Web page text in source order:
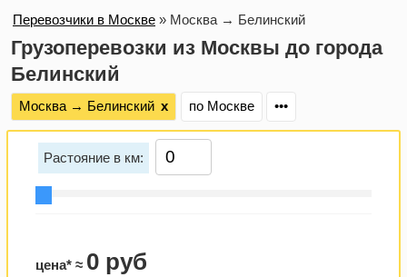
Перевозчики в Москве » Москва → Белинский
Грузоперевозки из Москвы до города
Белинский
Москва → Белинский х по Москве •••
Растояние в км:
цена* ≈ 0 руб